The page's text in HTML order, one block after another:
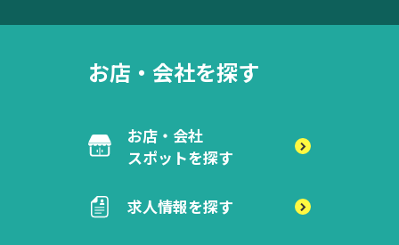
お店・会社を探す
お店・会社
スポットを探す
求人情報を探す